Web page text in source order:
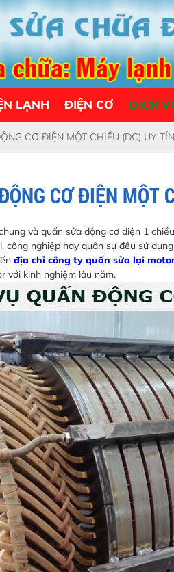
LẠNH ĐIỆN CƠ DỊCH
CƠ ĐIỆN MỘT CHIỀU (DC) UY
CƠ ĐIỆN MỘT
và quấn sửa động cơ điện 1
nghiệp hay quân sự đều sử
địa chỉ công ty quấn sửa lại
với kinh nghiệm lâu năm.